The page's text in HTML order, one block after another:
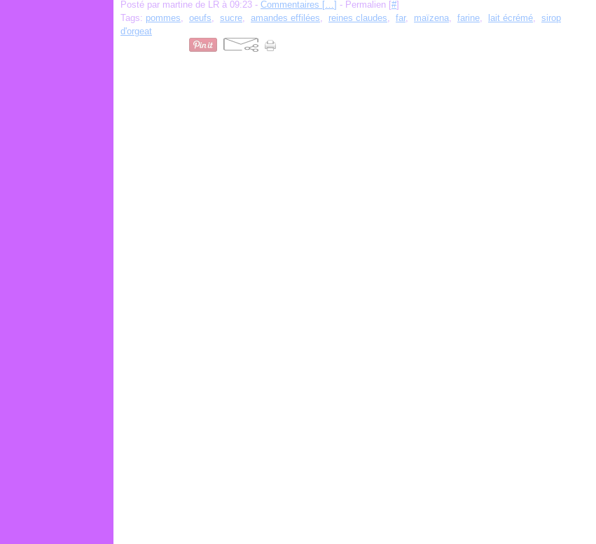
Posté par martine de LR à 09:23 - Commentaires […] - Permalien [#]
Tags: pommes, oeufs, sucre, amandes effilées, reines claudes, far, maïzena, farine, lait écrémé, sirop
d'orgeat